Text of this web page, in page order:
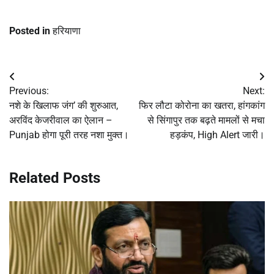
Posted inहरियाणा
Post
navigation
Previous:
नशे के खिलाफ जंग’ की शुरुआत,
अरविंद केजरीवाल का ऐलान –
Punjab होगा पूरी तरह नशा मुक्त।
Next:
फिर लौटा कोरोना का खतरा, हांगकांग
से सिंगापुर तक बढ़ते मामलों से मचा
हड़कंप, High Alert जारी।
Related Posts